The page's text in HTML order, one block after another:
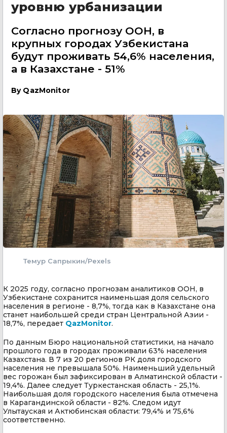
уровню урбанизации
Согласно прогнозу ООН, в
крупных городах Узбекистана
будут проживать 54,6% населения,
а в Казахстане - 51%
By QazMonitor
Темур Сапрыкин/Pexels
К 2025 году, согласно прогнозам аналитиков ООН, в
Узбекистане сохранится наименьшая доля сельского
населения в регионе - 8,7%, тогда как в Казахстане она
станет наибольшей среди стран Центральной Азии -
18,7%, передает QazMonitor.
По данным Бюро национальной статистики, на начало
прошлого года в городах проживали 63% населения
Казахстана. В 7 из 20 регионов РК доля городского
населения не превышала 50%. Наименьший удельный
вес горожан был зафиксирован в Алматинской области -
19,4%. Далее следует Туркестанская область - 25,1%.
Наибольшая доля городского населения была отмечена
в Карагандинской области - 82%. Следом идут
Улытауская и Актюбинская области: 79,4% и 75,6%
соответственно.